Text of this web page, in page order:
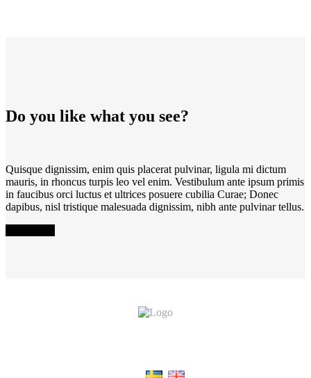
Do you like what you see?
Quisque dignissim, enim quis placerat pulvinar, ligula mi dictum
mauris, in rhoncus turpis leo vel enim. Vestibulum ante ipsum primis
in faucibus orci luctus et ultrices posuere cubilia Curae; Donec
dapibus, nisl tristique malesuada dignissim, nibh ante pulvinar tellus.